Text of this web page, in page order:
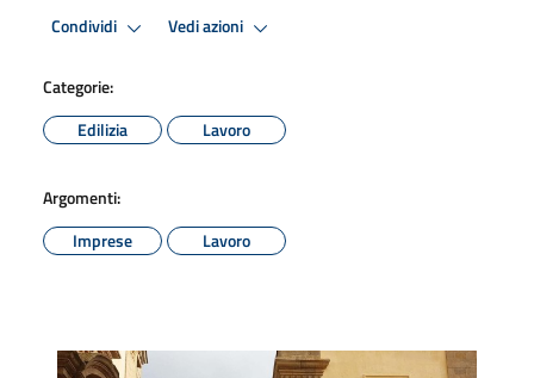
Condividi Vedi azioni
Categorie:
Edilizia
Lavoro
Argomenti:
Imprese
Lavoro